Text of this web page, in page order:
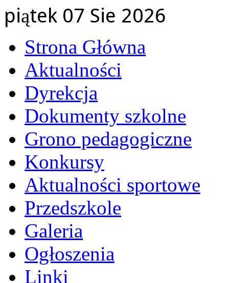
piątek 07 Sie 2026
Strona Główna
Aktualności
Dyrekcja
Dokumenty szkolne
Grono pedagogiczne
Konkursy
Aktualności sportowe
Przedszkole
Galeria
Ogłoszenia
Linki